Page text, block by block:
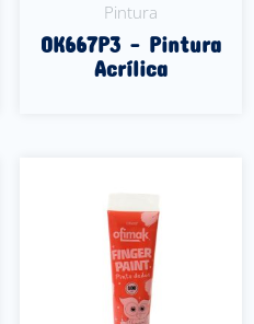
Pintura
OK667P3 – Pintura
Acrílica